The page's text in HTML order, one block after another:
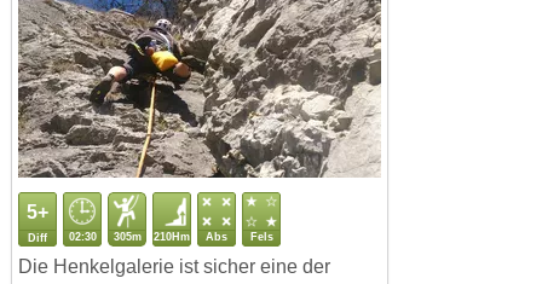
5+
Diff 02:30 305m 210Hm Abs Fels
Die Henkelgalerie ist sicher eine der